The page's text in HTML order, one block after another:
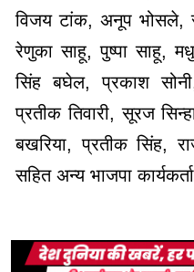
विजय टांक, अनूप भोसले,
रेणुका साहू, पुष्पा साहू,
सिंह बघेल, प्रकाश
प्रतीक तिवारी, सूरज
बखरिया, प्रतीक सिंह,
सहित अन्य भाजपा